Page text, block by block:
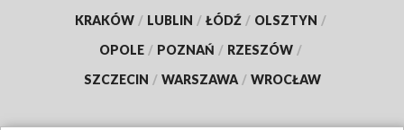
KRAKÓW / LUBLIN / ŁÓDŹ / OLSZTYN /
OPOLE / POZNAŃ / RZESZÓW /
SZCZECIN / WARSZAWA / WROCŁAW